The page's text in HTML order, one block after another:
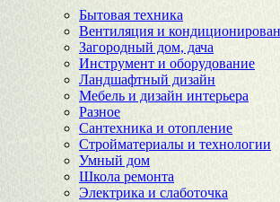
Бытовая техника
Вентиляция и
Загородный дом, дача
Инструмент и оборудование
Ландшафтный дизайн
Мебель и дизайн интерьера
Разное
Сантехника и отопление
Стройматериалы и технологии
Умный дом
Школа ремонта
Электрика и слаботочка